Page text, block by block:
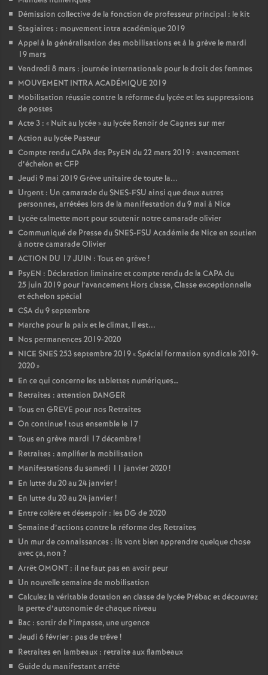
Démission collective de la fonction de professeur principal : le kit
Stagiaires : mouvement intra académique 2019
Appel à la généralisation des mobilisations et à la grève le mardi
19 mars
Vendredi 8 mars : journée internationale pour le droit des femmes
MOUVEMENT INTRA ACADÉMIQUE 2019
Mobilisation réussie contre la réforme du lycée et les suppressions
de postes
Acte 3 : « Nuit au lycée» au lycée Renoir de Cagnes sur mer
Action au lycée Pasteur
Compte rendu CAPA des PsyEN du 22 mars 2019 : avancement
d’échelon et CFP
Jeudi 9 mai 2019 Grève unitaire de toute la...
Urgent : Un camarade du SNES-FSU ainsi que deux autres
personnes, arrétées lors de la manifestation du 9 mai à Nice
Lycée calmette mort pour soutenir notre camarade olivier
Communiqué de Presse du SNES-FSU Académie de Nice en soutien
à notre camarade Olivier
ACTION DU 17 JUIN : Tous en grève!
PsyEN : Déclaration liminaire et compte rendu de la CAPA du
25 juin 2019 pour l’avancement Hors classe, Classe exceptionnelle
et échelon spécial
CSA du 9 septembre
Marche pour la paix et le climat, Il est...
Nos permanences 2019-2020
NICE SNES 253 septembre 2019 «Spécial formation syndicale 2019-
2020»
En ce qui concerne les tablettes numériques…
Retraites : attention DANGER
Tous en GREVE pour nos Retraites
On continue! tous ensemble le 17
Tous en grève mardi 17 décembre!
Retraites : amplifier la mobilisation
Manifestations du samedi 11 janvier 2020!
En lutte du 20 au 24 janvier!
En lutte du 20 au 24 janvier!
Entre colère et désespoir : les DG de 2020
Semaine d’actions contre la réforme des Retraites
Un mur de connaissances : ils vont bien apprendre quelque chose
avec ça, non ?
Arrêt OMONT : il ne faut pas en avoir peur
Un nouvelle semaine de mobilisation
Calculez la véritable dotation en classe de lycée Prébac et découvrez
la perte d’autonomie de chaque niveau
Bac : sortir de l’impasse, une urgence
Jeudi 6 février : pas de trêve!
Retraites en lambeaux : retraite aux flambeaux
Guide du manifestant arrêté